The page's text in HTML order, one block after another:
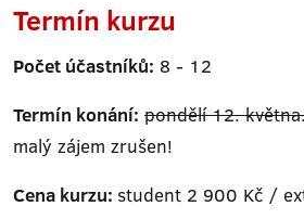
Termín kurzu
Počet účastníků: 8 - 12
Termín konání: pondělí 12.
malý zájem zrušen!
Cena kurzu: student 2 900 Kč /